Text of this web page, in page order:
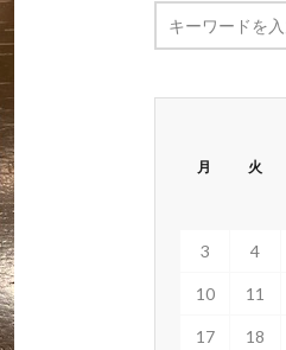
月 火
3 4
10 11
17 18